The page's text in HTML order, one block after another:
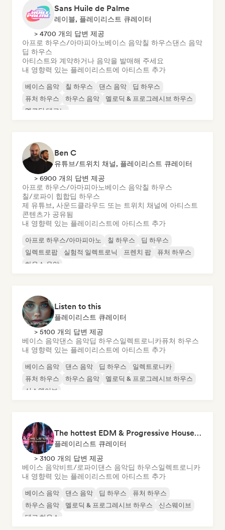
Sans Huile de Palme
레이블, 플레이리스트 큐레이터
> 4700 개의 답변 제공
아프로 하우스/아마피아노베이스 음악칠 하우스댄스 음악
딥 하우스
아티스트와 계약하거나 음악을 발매해 주세요
내 영향력 있는 플레이리스트에 아티스트 추가
베이스 음악 칠 하우스 댄스 음악
딥 하우스
퓨처 하우스
하우스 음악
멜로딕 & 프로그레시브 하우스
멜로딕 테크노
Ben C
유튜브/트위치 채널, 플레이리스트 큐레이터
> 6900 개의 답변 제공
아프로 하우스/아마피아노베이스 음악칠 하우스
칠/로파이 힙합딥 하우스
제 유튜브, 사운드클라우드 또는 트위치 채널에 아티스트
콘텐츠가 공유됨
내 영향력 있는 플레이리스트에 아티스트 추가
아프로 하우스/아마피아노 칠 하우스
딥 하우스
일렉트로팝
실험적 일렉트로닉 프렌치 팝
퓨처 하우스
하우스 음악
Listen to this
플레이리스트 큐레이터
> 5100 개의 답변 제공
베이스 음악댄스 음악딥 하우스일렉트로니카퓨처 하우스
내 영향력 있는 플레이리스트에 아티스트 추가
베이스 음악 댄스 음악 딥 하우스
일렉트로니카
퓨처 하우스
하우스 음악
멜로딕 & 프로그레시브 하우스
신스웨이브
The hottest EDM & Progressive House tracks on the planet! 🌍
플레이리스트 큐레이터
> 3100 개의 답변 제공
베이스 음악비트/로파이댄스 음악딥 하우스일렉트로니카
내 영향력 있는 플레이리스트에 아티스트 추가
베이스 음악 댄스 음악 딥 하우스
퓨처 하우스
하우스 음악
멜로딕 & 프로그레시브 하우스
신스웨이브
테크 하우스